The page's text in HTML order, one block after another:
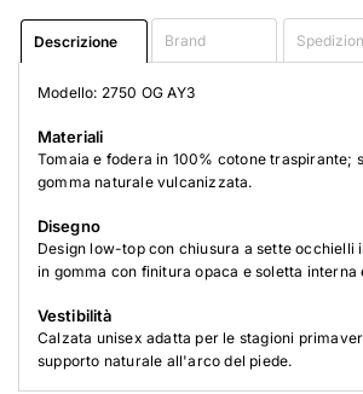
Descrizione Brand
Modello: 2750 OG AY3
Materiali
Tomaia e fodera in 100% cotone traspirante;
gomma naturale vulcanizzata.
Disegno
Design low-top con chiusura a sette occhielli
in gomma con finitura opaca e soletta interna
Vestibilità
Calzata unisex adatta per le stagioni
supporto naturale all'arco del piede.